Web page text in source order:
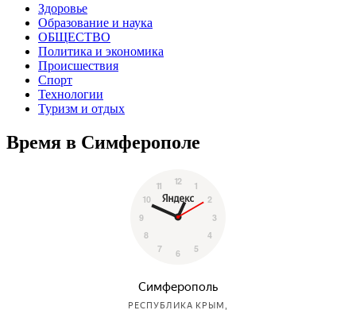
Здоровье
Образование и наука
ОБЩЕСТВО
Политика и экономика
Происшествия
Спорт
Технологии
Туризм и отдых
Время в Симферополе